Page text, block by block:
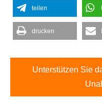
teilen
drucken
Unterstützen Sie